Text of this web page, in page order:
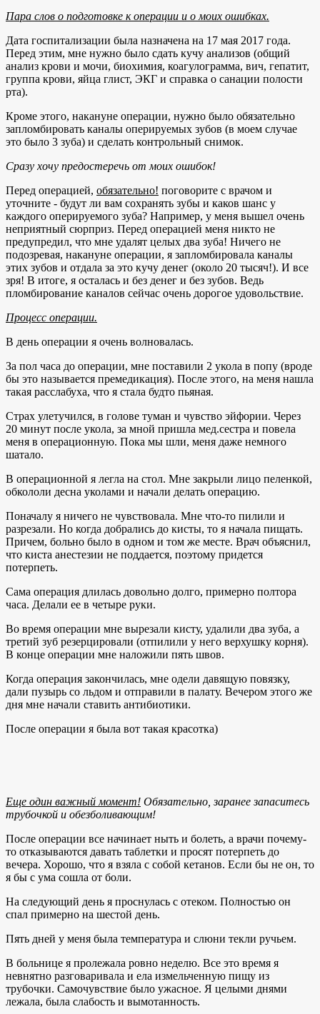
Пара слов о подготовке к операции и о моих ошибках.
Дата госпитализации была назначена на 17 мая 2017 года.
Перед этим, мне нужно было сдать кучу анализов (общий
анализ крови и мочи, биохимия, коагулограмма, вич, гепатит,
группа крови, яйца глист, ЭКГ и справка о санации полости
рта).
Кроме этого, накануне операции, нужно было обязательно
запломбировать каналы оперируемых зубов (в моем случае
это было 3 зуба) и сделать контрольный снимок.
Сразу хочу предостеречь от моих ошибок!
Перед операцией, обязательно! поговорите с врачом и
уточните - будут ли вам сохранять зубы и каков шанс у
каждого оперируемого зуба? Например, у меня вышел очень
неприятный сюрприз. Перед операцией меня никто не
предупредил, что мне удалят целых два зуба! Ничего не
подозревая, накануне операции, я запломбировала каналы
этих зубов и отдала за это кучу денег (около 20 тысяч!). И все
зря! В итоге, я осталась и без денег и без зубов. Ведь
пломбирование каналов сейчас очень дорогое удовольствие.
Процесс операции.
В день операции я очень волновалась.
За пол часа до операции, мне поставили 2 укола в попу (вроде
бы это называется премедикация). После этого, на меня нашла
такая расслабуха, что я стала будто пьяная.
Страх улетучился, в голове туман и чувство эйфории. Через
20 минут после укола, за мной пришла мед.сестра и повела
меня в операционную. Пока мы шли, меня даже немного
шатало.
В операционной я легла на стол. Мне закрыли лицо пеленкой,
обкололи десна уколами и начали делать операцию.
Поначалу я ничего не чувствовала. Мне что-то пилили и
разрезали. Но когда добрались до кисты, то я начала пищать.
Причем, больно было в одном и том же месте. Врач объяснил,
что киста анестезии не поддается, поэтому придется
потерпеть.
Сама операция длилась довольно долго, примерно полтора
часа. Делали ее в четыре руки.
Во время операции мне вырезали кисту, удалили два зуба, а
третий зуб резерцировали (отпилили у него верхушку корня).
В конце операции мне наложили пять швов.
Когда операция закончилась, мне одели давящую повязку,
дали пузырь со льдом и отправили в палату. Вечером этого же
дня мне начали ставить антибиотики.
После операции я была вот такая красотка)
Еще один важный момент! Обязательно, заранее запаситесь
трубочкой и обезболивающим!
После операции все начинает ныть и болеть, а врачи почему-
то отказываются давать таблетки и просят потерпеть до
вечера. Хорошо, что я взяла с собой кетанов. Если бы не он, то
я бы с ума сошла от боли.
На следующий день я проснулась с отеком. Полностью он
спал примерно на шестой день.
Пять дней у меня была температура и слюни текли ручьем.
В больнице я пролежала ровно неделю. Все это время я
невнятно разговаривала и ела измельченную пищу из
трубочки. Самочувствие было ужасное. Я целыми днями
лежала, была слабость и вымотанность.